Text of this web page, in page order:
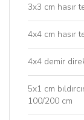
3x3 cm hasır
4x4 cm hasır
4x4 demir
5x1 cm
100/200 cm